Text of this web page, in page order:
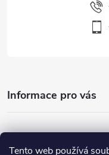
Tento web používá
Informace pro vás
Nejhledanější